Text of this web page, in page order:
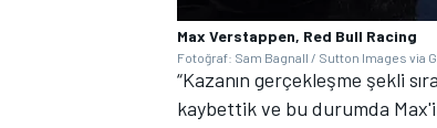
Max Verstappen, Red Bull Racing
Fotoğraf: Sam Bagnall / Sutton Images via
“Kazanın gerçekleşme şekli
kaybettik ve bu durumda